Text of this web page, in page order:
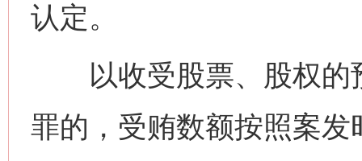
认定。
以收受股票、股权的
罪的，受贿数额按照案